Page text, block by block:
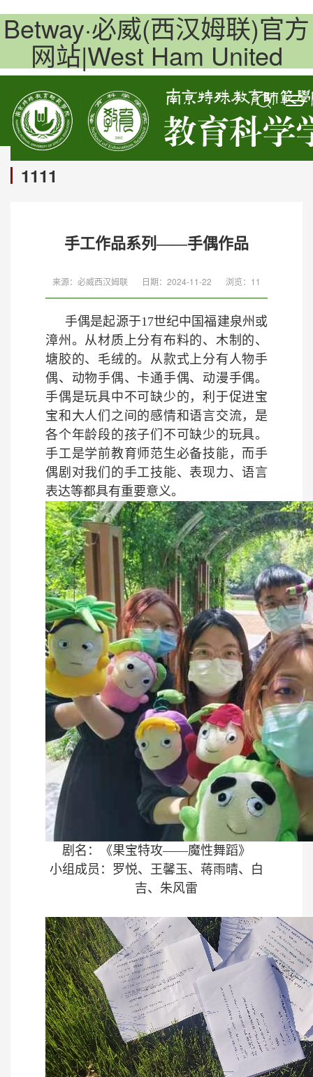
Betway·必威(西汉姆联)官方
网站|West Ham United
1111
手工作品系列——手偶作品
来源：必威西汉姆联 日期：2024-11-22 浏览： 11
手偶是起源于17世纪中国福建泉州或
漳州。从材质上分有布料的、木制的、
塘胶的、毛绒的。从款式上分有人物手
偶、动物手偶、卡通手偶、动漫手偶。
手偶是玩具中不可缺少的，利于促进宝
宝和大人们之间的感情和语言交流，是
各个年龄段的孩子们不可缺少的玩具。
手工是学前教育师范生必备技能，而手
偶剧对我们的手工技能、表现力、语言
表达等都具有重要意义。
剧名：《果宝特攻——魔性舞蹈》
小组成员：罗悦、王馨玉、蒋雨晴、白
吉、朱风雷